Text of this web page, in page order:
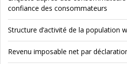
confiance des consommateurs
Structure d’activité de la population
Revenu imposable net par